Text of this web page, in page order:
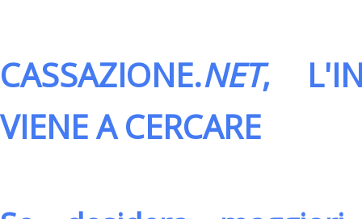
CASSAZIONE.NET,
VIENE A CERCARE